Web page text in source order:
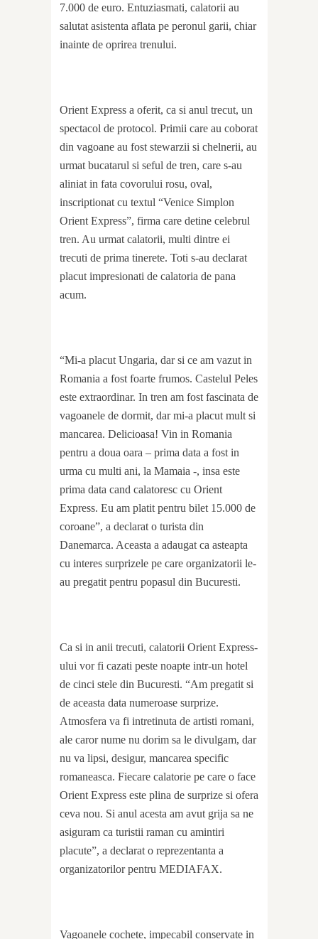
7.000 de euro. Entuziasmati, calatorii au
salutat asistenta aflata pe peronul garii, chiar
inainte de oprirea trenului.
Orient Express a oferit, ca si anul trecut, un
spectacol de protocol. Primii care au coborat
din vagoane au fost stewarzii si chelnerii, au
urmat bucatarul si seful de tren, care s-au
aliniat in fata covorului rosu, oval,
inscriptionat cu textul “Venice Simplon
Orient Express”, firma care detine celebrul
tren. Au urmat calatorii, multi dintre ei
trecuti de prima tinerete. Toti s-au declarat
placut impresionati de calatoria de pana
acum.
“Mi-a placut Ungaria, dar si ce am vazut in
Romania a fost foarte frumos. Castelul Peles
este extraordinar. In tren am fost fascinata de
vagoanele de dormit, dar mi-a placut mult si
mancarea. Delicioasa! Vin in Romania
pentru a doua oara – prima data a fost in
urma cu multi ani, la Mamaia -, insa este
prima data cand calatoresc cu Orient
Express. Eu am platit pentru bilet 15.000 de
coroane”, a declarat o turista din
Danemarca. Aceasta a adaugat ca asteapta
cu interes surprizele pe care organizatorii le-
au pregatit pentru popasul din Bucuresti.
Ca si in anii trecuti, calatorii Orient Express-
ului vor fi cazati peste noapte intr-un hotel
de cinci stele din Bucuresti. “Am pregatit si
de aceasta data numeroase surprize.
Atmosfera va fi intretinuta de artisti romani,
ale caror nume nu dorim sa le divulgam, dar
nu va lipsi, desigur, mancarea specific
romaneasca. Fiecare calatorie pe care o face
Orient Express este plina de surprize si ofera
ceva nou. Si anul acesta am avut grija sa ne
asiguram ca turistii raman cu amintiri
placute”, a declarat o reprezentanta a
organizatorilor pentru MEDIAFAX.
Vagoanele cochete, impecabil conservate in